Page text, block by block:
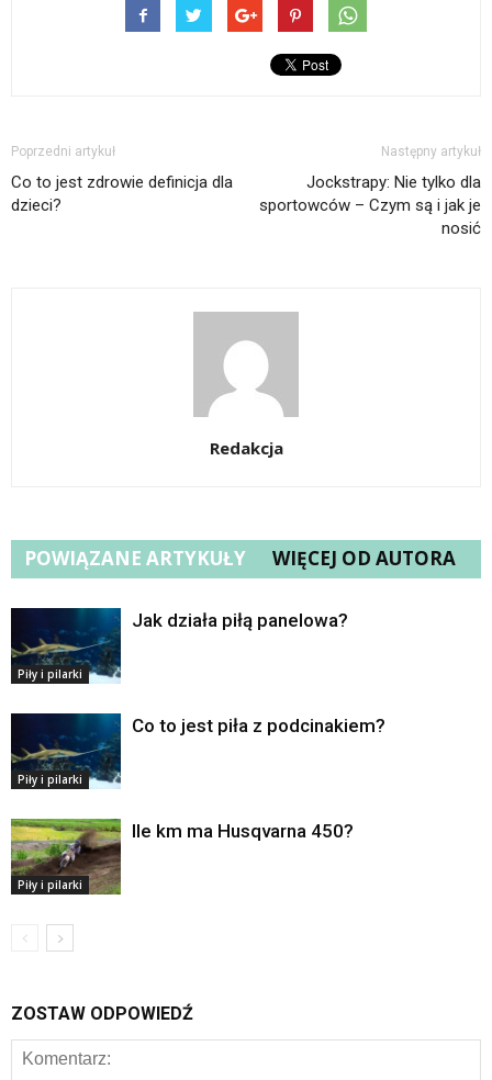
Poprzedni artykuł
Co to jest zdrowie definicja dla
dzieci?
Następny artykuł
Jockstrapy: Nie tylko dla
sportowców – Czym są i jak je
nosić
Redakcja
POWIĄZANE ARTYKUŁY WIĘCEJ OD AUTORA
Piły i pilarki
Jak działa piłą panelowa?
Piły i pilarki
Co to jest piła z podcinakiem?
Piły i pilarki
Ile km ma Husqvarna 450?
ZOSTAW ODPOWIEDŹ